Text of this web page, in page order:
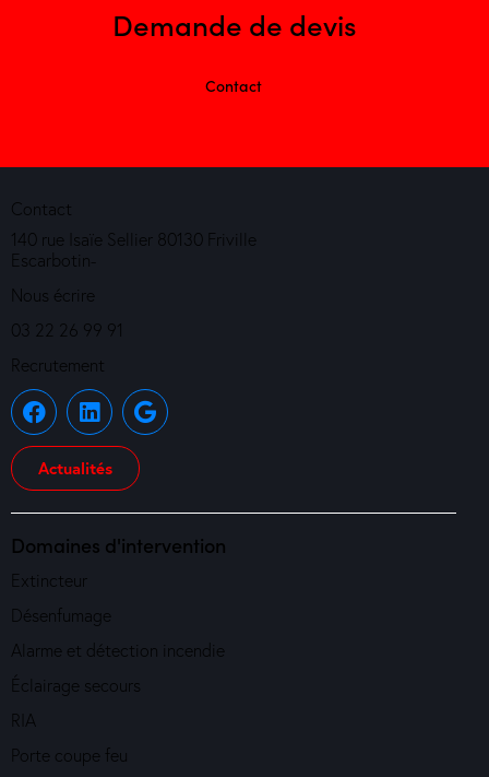
Demande de devis
Contact
Contact
140 rue Isaïe Sellier 80130 Friville
Escarbotin-
Nous écrire
03 22 26 99 91
Recrutement
Actualités
Domaines d'intervention
Extincteur
Désenfumage
Alarme et détection incendie
Éclairage secours
RIA
Porte coupe feu